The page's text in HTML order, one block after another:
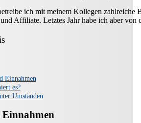
ich mit meinem Kollegen
Affiliate. Letztes Jahr habe ich aber
Einnahmen
es?
Umständen